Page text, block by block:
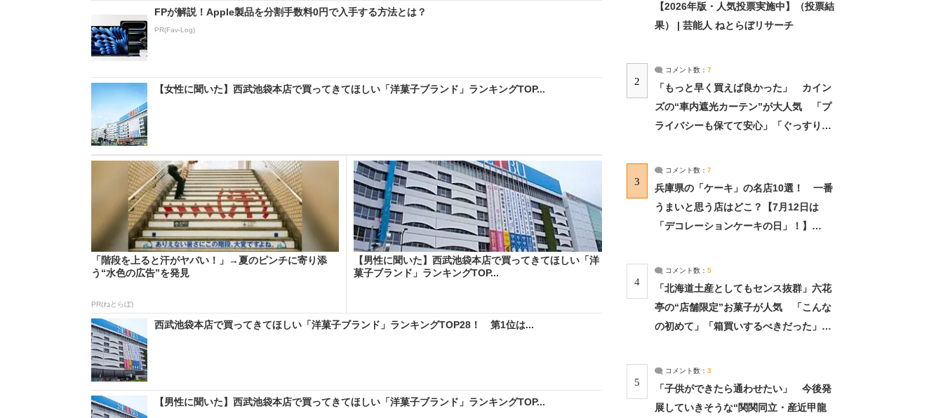
FPが解説！Apple製品を分割手数料0円で入手する方法とは？
PR(Fav-Log)
【女性に聞いた】西武池袋本店で買ってきてほしい「洋菓子ブランド」ランキングTOP...
「階段を上ると汗がヤバい！」→夏のピンチに寄り添
う“水色の広告”を発見
PR(ねとらぼ)
【男性に聞いた】西武池袋本店で買ってきてほしい「洋
菓子ブランド」ランキングTOP...
西武池袋本店で買ってきてほしい「洋菓子ブランド」ランキングTOP28！ 第1位は...
【男性に聞いた】西武池袋本店で買ってきてほしい「洋菓子ブランド」ランキングTOP...
【2026年版・人気投票実施中】（投票結
果） | 芸能人 ねとらぼリサーチ
2
コメント数： 7
「もっと早く買えば良かった」 カイン
ズの“車内遮光カーテン”が大人気 「プ
ライバシーも保てて安心」「ぐっすり眠
3
コメント数： 7
兵庫県の「ケーキ」の名店10選！ 一番
うまいと思う店はどこ？【7月12日は
「デコレーションケーキの日」！】
4
コメント数： 5
「北海道土産としてもセンス抜群」六花
亭の“店舗限定”お菓子が人気 「こんな
の初めて」「箱買いするべきだった」
5
コメント数： 3
「子供ができたら通わせたい」 今後発
展していきそうな“関関同立・産近甲龍